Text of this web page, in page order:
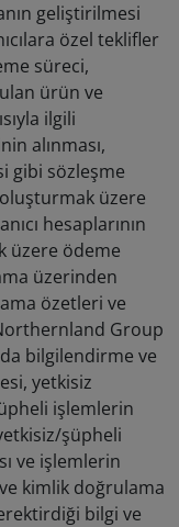
geliştirilmesi
özel teklifler
süreci,
ürün ve
ilgili
alınması,
gibi sözleşme
üzere
hesaplarının
üzere ödeme
üzerinden
özetleri ve
Group
bilgilendirme ve
yetkisiz
işlemlerin
şüpheli
ve işlemlerin
kimlik doğrulama
bilgi ve